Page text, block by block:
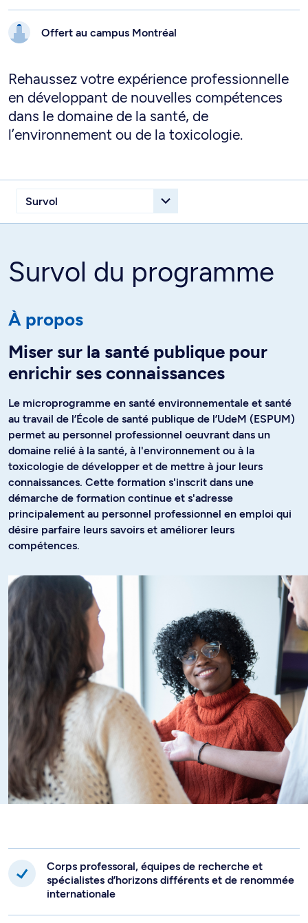
Offert au campus Montréal
Rehaussez votre expérience professionnelle
en développant de nouvelles compétences
dans le domaine de la santé, de
l’environnement ou de la toxicologie.
Survol du programme
À propos
Miser sur la santé publique pour
enrichir ses connaissances
Le microprogramme en santé environnementale et santé
au travail de l’École de santé publique de l’UdeM (ESPUM)
permet au personnel professionnel oeuvrant dans un
domaine relié à la santé, à l'environnement ou à la
toxicologie de développer et de mettre à jour leurs
connaissances. Cette formation s'inscrit dans une
démarche de formation continue et s'adresse
principalement au personnel professionnel en emploi qui
désire parfaire leurs savoirs et améliorer leurs
compétences.
Corps professoral, équipes de recherche et
spécialistes d’horizons différents et de renommée
internationale